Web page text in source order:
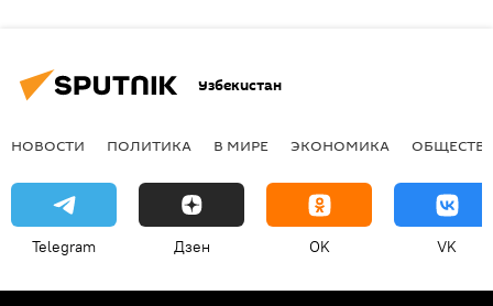
Узбекистан
НОВОСТИ ПОЛИТИКА В МИРЕ ЭКОНОМИКА
Telegram Дзен OK VK